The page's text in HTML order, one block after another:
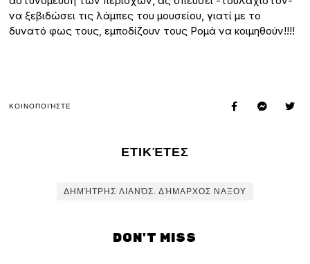
να ξεβιδώσει τις λάμπες του μουσείου, γιατί με το
δυνατό φως τους, εμποδίζουν τους Ρομά να κοιμηθούν!!!!
ΚΟΙΝΟΠΟΙΉΣΤΕ
ΕΤΙΚΈΤΕΣ
ΔΗΜΉΤΡΗΣ ΛΙΑΝΌΣ. ΔΉΜΑΡΧΟΣ ΝΑΞΟΥ
DON'T MISS